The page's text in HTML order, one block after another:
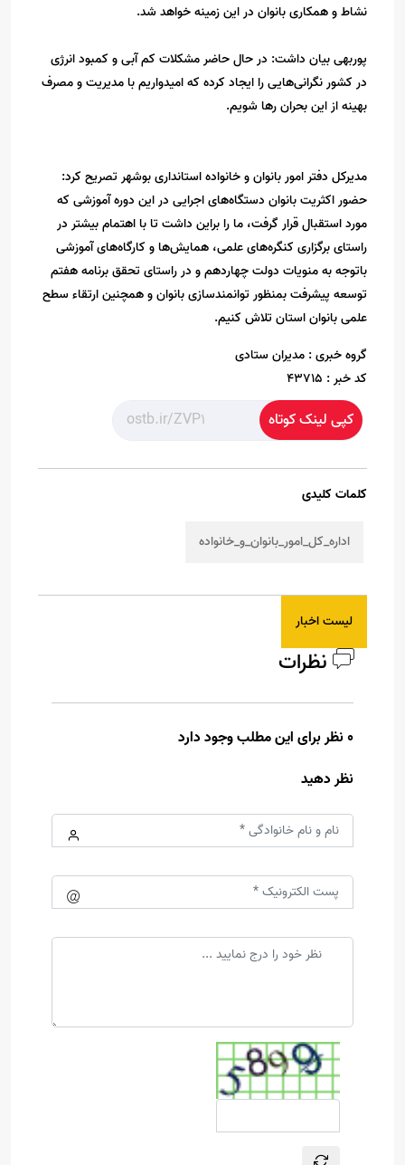
نشاط و همکاری بانوان در این زمینه خواهد شد.
پوربهی بیان داشت: در حال حاضر مشکلات کم آبی و کمبود انرژی
در کشور نگرانی‌هایی را ایجاد کرده که امیدواریم با مدیریت و مصرف
بهینه از این بحران رها شویم.
مدیرکل دفتر امور بانوان و خانواده استانداری بوشهر تصریح کرد:
حضور اکثریت بانوان دستگاه‌های اجرایی در این دوره‌ آموزشی که
مورد استقبال قرار گرفت، ما را براین داشت تا با اهتمام بیشتر در
راستای برگزاری کنگره‌های علمی، همایش‌ها و کارگاه‌های آموزشی
باتوجه به منویات دولت چهاردهم و در راستای تحقق برنامه هفتم
توسعه پیشرفت بمنظور توانمندسازی بانوان و همچنین ارتقاء سطح
علمی بانوان استان تلاش کنیم.
گروه خبری : مدیران ستادی
کد خبر : 43715
کپی لینک کوتاه
کلمات کلیدی
اداره_کل_امور_بانوان_و_خانواده
لیست اخبار
نظرات
0 نظر برای این مطلب وجود دارد
نظر دهید